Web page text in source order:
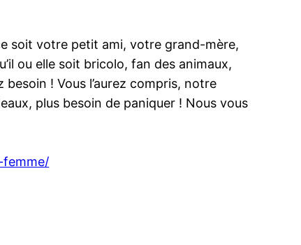
soit votre petit ami, votre grand-mère,
ou elle soit bricolo, fan des animaux,
! Vous l’aurez compris, notre
plus besoin de paniquer ! Nous vous